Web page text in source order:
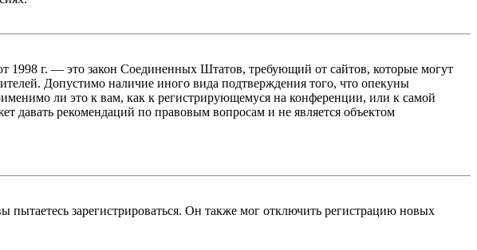
1998 г. — это закон Соединенных Штатов, требующий от сайтов, которые могут
Допустимо наличие иного вида подтверждения того, что опекуны
ли это к вам, как к регистрирующемуся на конференции, или к самой
давать рекомендаций по правовым вопросам и не является объектом
зарегистрироваться. Он также мог отключить регистрацию новых